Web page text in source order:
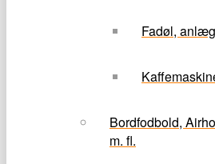
Fadøl,
Bordfodbold,
m. fl.